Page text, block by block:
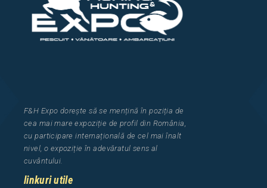
F&H Expo dorește să se mențină în poziția de
cea mai mare expoziție de profil din România,
cu participare internațională de cel maiînalt
nivel, o expoziție în adevăratul sens al
cuvântului.
linkuri utile